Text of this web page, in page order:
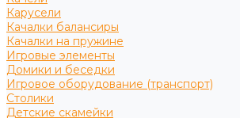
Карусели
Качалки балансиры
Качалки на пружине
Игровые элементы
Домики и беседки
Игровое оборудование (транспорт)
Столики
Детские скамейки